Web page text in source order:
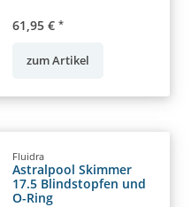
61,95 € *
zum Artikel
Fluidra
Astralpool Skimmer
17.5 Blindstopfen und
O-Ring